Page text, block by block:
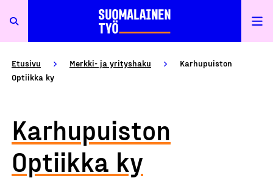
Etusivu Merkki- ja yrityshaku
Karhupuiston
Optiikka ky
Karhupuiston
Optiikka ky